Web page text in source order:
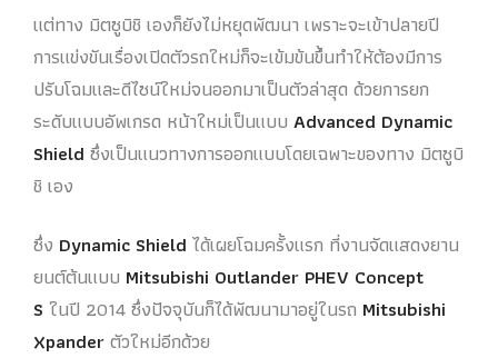
แต่ทาง มิตซูบิชิ เองก็ยังไม่หยุดพัฒนา เพราะจะเข้าปลายปี
การแข่งขันเรื่องเปิดตัวรถใหม่ก็จะเข้มข้นขึ้นทำให้ต้องมีการ
ปรับโฉมและดีไซน์ใหม่จนออกมาเป็นตัวล่าสุด ด้วยการยก
ระดับแบบอัพเกรด หน้าใหม่เป็นแบบ Advanced Dynamic
Shield ซึ่งเป็นแนวทางการออกแบบโดยเฉพาะของทาง มิตซูบิ
ชิ เอง
ซึ่ง Dynamic Shield ได้เผยโฉมครั้งแรก ที่งานจัดแสดงยาน
ยนต์ต้นแบบ Mitsubishi Outlander PHEV Concept
S ในปี 2014 ซึ่งปัจจุบันก็ได้พัฒนามาอยู่ในรถ Mitsubishi
Xpanderตัวใหม่อีกด้วย